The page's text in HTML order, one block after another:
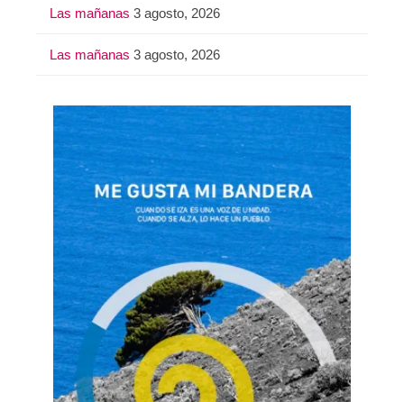
Las mañanas 3 agosto, 2026
Las mañanas 3 agosto, 2026